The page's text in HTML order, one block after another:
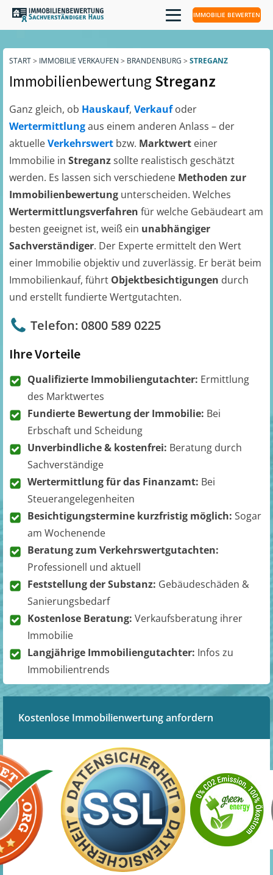
IMMOBILIE BEWERTEN
START> IMMOBILIE VERKAUFEN > BRANDENBURG > STREGANZ
ImmobilienbewertungStreganz
Ganz gleich, ob Hauskauf, Verkaufoder
Wertermittlungaus einem anderen Anlass – der
aktuelleVerkehrswert bzw. Marktwert einer
Immobilie in Streganzsollte realistisch geschätzt
werden. Es lassen sich verschiedene Methoden zur
Immobilienbewertung unterscheiden. Welches
Wertermittlungsverfahren für welche Gebäudeart am
besten geeignet ist, weiß ein unabhängiger
Sachverständiger. Der Experte ermittelt den Wert
einer Immobilie objektiv und zuverlässig. Er berät beim
Immobilienkauf, führt Objektbesichtigungen durch
und erstellt fundierte Wertgutachten.
Telefon: 0800 589 0225
Ihre Vorteile
Qualifizierte Immobiliengutachter: Ermittlung
des Marktwertes
Fundierte Bewertung der Immobilie: Bei
Erbschaft und Scheidung
Unverbindliche & kostenfrei: Beratung durch
Sachverständige
Wertermittlung für das Finanzamt: Bei
Steuerangelegenheiten
Besichtigungstermine kurzfristig möglich: Sogar
am Wochenende
Beratung zum Verkehrswertgutachten:
Professionell und aktuell
Feststellung der Substanz: Gebäudeschäden &
Sanierungsbedarf
Kostenlose Beratung: Verkaufsberatung ihrer
Immobilie
Langjährige Immobiliengutachter: Infos zu
Immobilientrends
Kostenlose Immobilienwertung anfordern